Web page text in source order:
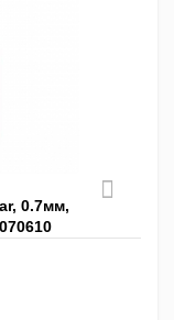
0.7мм,